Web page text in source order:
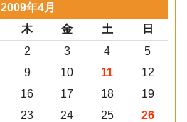
2009年4月
木 金 土 日
2 3 4
5
9 10 11
12
16 17 18
19
23 24 25
26